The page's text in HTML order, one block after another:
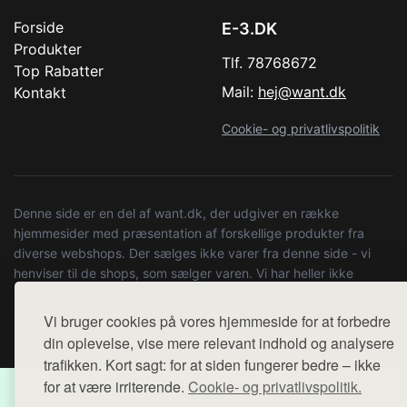
Vi bruger cookies på vores hjemmeside for at forbedre
din oplevelse, vise mere relevant indhold og analysere
trafikken. Kort sagt: for at siden fungerer bedre – ikke
for at være irriterende. Cookie- og privatlivspolitik.
Forside
Produkter
Top Rabatter
Kontakt
E-3.DK
Tlf. 78768672
Mail: hej@want.dk
Cookie- og privatlivspolitik
Denne side er en del af want.dk, der udgiver en række
hjemmesider med præsentation af forskellige produkter fra
diverse webshops. Der sælges ikke varer fra denne side - vi
henviser til de shops, som sælger varen. Vi har heller ikke
varerne på lager.
© 2026 e-3.dk. Alle rettigheder forbeholdes.